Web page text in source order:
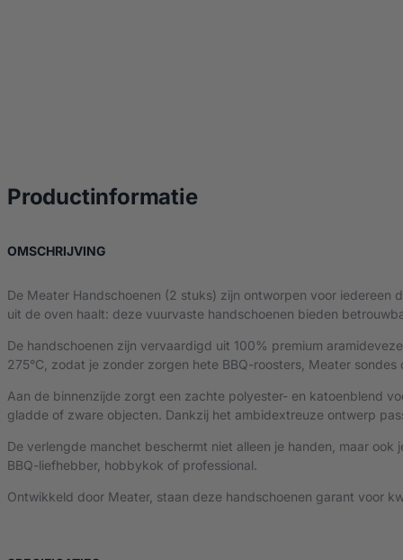
Productinformatieover Meater
OMSCHRIJVING
De Meater Handschoenen (2 stuks) zijn ontworpen voor
uit de oven haalt: deze vuurvaste handschoenen bieden
De handschoenen zijn vervaardigd uit 100% premium
275°C, zodat je zonder zorgen hete BBQ-roosters, Meater
Aan de binnenzijde zorgt een zachte polyester- en katoenblend
gladde of zware objecten. Dankzij het ambidextreuze ontwerp
De verlengde manchet beschermt niet alleen je handen, maar
BBQ-liefhebber, hobbykok of professional.
Ontwikkeld door Meater, staan deze handschoenen garant voor